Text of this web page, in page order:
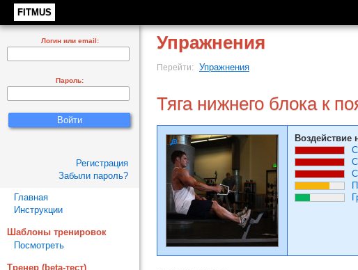
FITMUS
Упражнения
Перейти: Упражнения
Тяга нижнего блока к
Логин или email:
Пароль:
Регистрация
Забыли пароль?
Главная
Инструкции
Шаблоны тренировок
Посмотреть
Тренер (beta-тест)